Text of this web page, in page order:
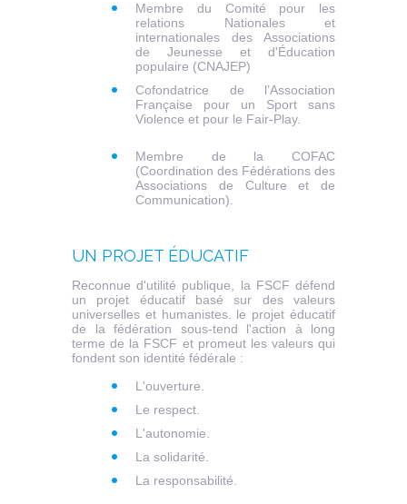
Membre du Comité pour les
relations Nationales et
internationales des Associations
de Jeunesse et d'Éducation
populaire (CNAJEP)
Cofondatrice de l’Association
Française pour un Sport sans
Violence et pour le Fair-Play.
Membre de la COFAC
(Coordination des Fédérations des
Associations de Culture et de
Communication).
UN PROJET ÉDUCATIF
Reconnue d'utilité publique, la FSCF défend
un projet éducatif basé sur des valeurs
universelles et humanistes. le projet éducatif
de la fédération sous-tend l'action à long
terme de la FSCF et promeut les valeurs qui
fondent son identité fédérale :
L'ouverture.
Le respect.
L'autonomie.
La solidarité.
La responsabilité.